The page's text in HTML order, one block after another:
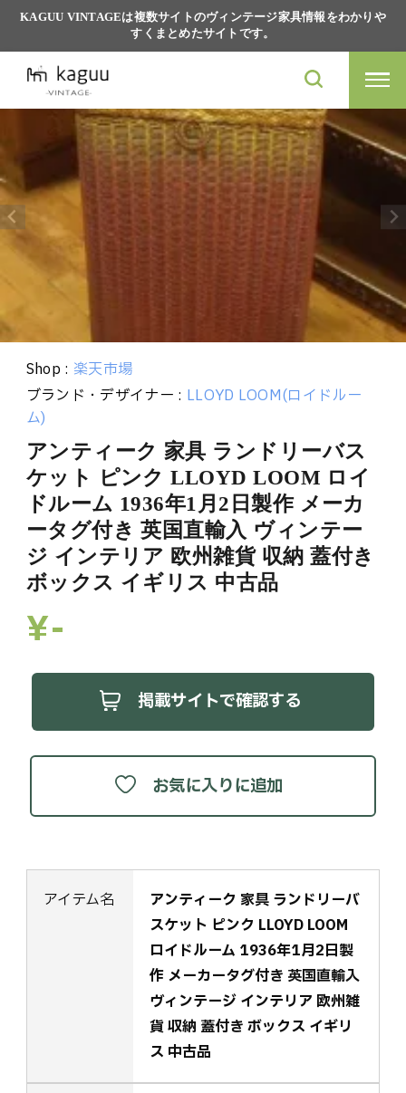
KAGUU VINTAGEは複数サイトのヴィンテージ家具情報をわかりや
すくまとめたサイトです。
Shop : 楽天市場
ブランド・デザイナー : LLOYD LOOM(ロイドルー
ム)
アンティーク 家具 ランドリーバス
ケット ピンク LLOYD LOOM ロイ
ドルーム 1936年1月2日製作 メーカ
ータグ付き 英国直輸入 ヴィンテー
ジ インテリア 欧州雑貨 収納 蓋付き
ボックス イギリス 中古品
¥-
お気に入りに追加
掲載サイトで確認する
アイテム名
アンティーク 家具 ランドリーバ
スケット ピンク LLOYD LOOM
ロイドルーム 1936年1月2日製
作 メーカータグ付き 英国直輸入
ヴィンテージ インテリア 欧州雑
貨 収納 蓋付き ボックス イギリ
ス 中古品